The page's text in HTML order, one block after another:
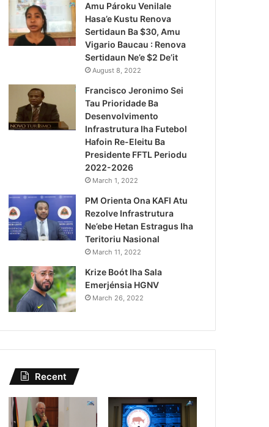
Amu Pároku Venilale
Hasa’e Kustu Renova
Sertidaun Ba $30, Amu
Vigario Baucau : Renova
Sertidaun Ne’e $2 De’it
August 8, 2022
Francisco Jeronimo Sei
Tau Prioridade Ba
Desenvolvimento
Infrastrutura Iha Futebol
Hafoin Re-Eleitu Ba
Presidente FFTL Periodu
2022-2026
March 1, 2022
PM Orienta Ona KAFI Atu
Rezolve Infrastrutura
Ne’ebe Hetan Estragus Iha
Teritoriu Nasional
March 11, 2022
Krize Boót Iha Sala
Emerjénsia HGNV
March 26, 2022
Recent